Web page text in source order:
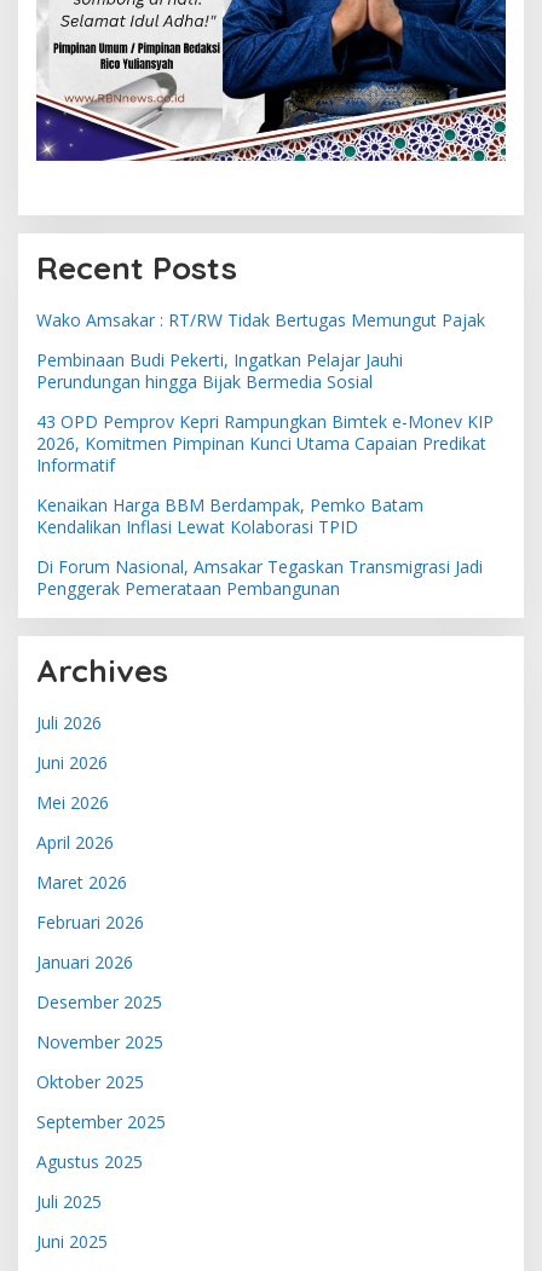
Recent Posts
Wako Amsakar : RT/RW Tidak Bertugas Memungut Pajak
Pembinaan Budi Pekerti, Ingatkan Pelajar Jauhi
Perundungan hingga Bijak Bermedia Sosial
43 OPD Pemprov Kepri Rampungkan Bimtek e-Monev KIP
2026, Komitmen Pimpinan Kunci Utama Capaian Predikat
Informatif
Kenaikan Harga BBM Berdampak, Pemko Batam
Kendalikan Inflasi Lewat Kolaborasi TPID
Di Forum Nasional, Amsakar Tegaskan Transmigrasi Jadi
Penggerak Pemerataan Pembangunan
Archives
Juli 2026
Juni 2026
Mei 2026
April 2026
Maret 2026
Februari 2026
Januari 2026
Desember 2025
November 2025
Oktober 2025
September 2025
Agustus 2025
Juli 2025
Juni 2025